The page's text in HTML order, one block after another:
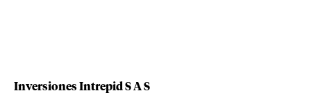
Inversiones Intrepid S A S